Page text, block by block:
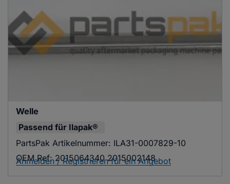
Welle
Passend für Ilapak®
PartsPak Artikelnummer: ILA31-0007829-10
OEM Ref: 2015064340 2015002148
Anmelden / Registrieren für ein Angebot